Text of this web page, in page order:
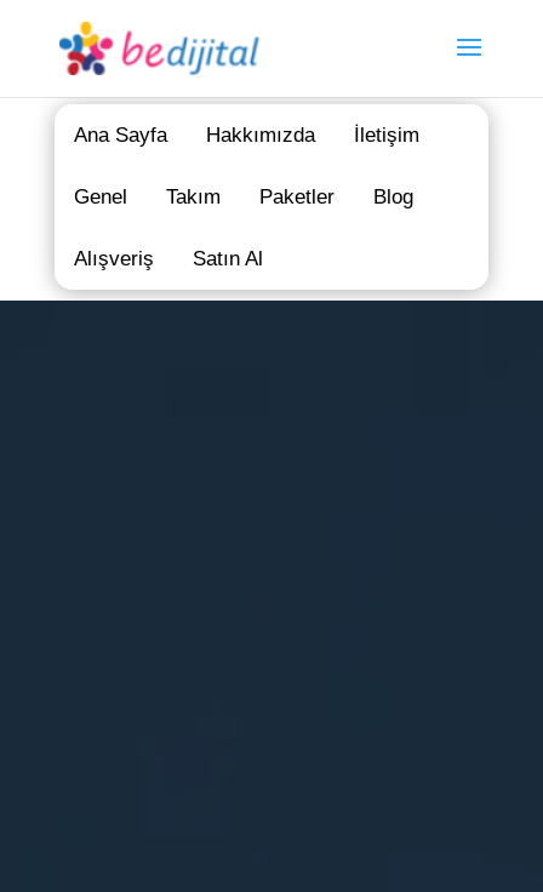
Ana Sayfa Hakkımızda İletişim
Genel Takım Paketler Blog
Alışveriş Satın Al